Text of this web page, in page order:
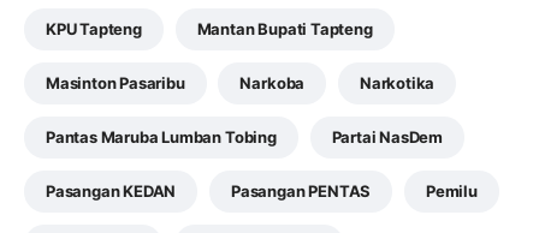
KPU Tapteng Mantan Bupati Tapteng
Masinton Pasaribu Narkoba Narkotika
Pantas Maruba Lumban Tobing Partai NasDem
Pasangan KEDAN Pasangan PENTAS Pemilu